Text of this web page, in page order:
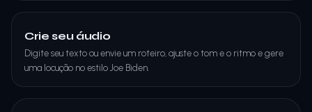
Crie seu áudio
Digite seu texto ou envie um roteiro, ajuste o tom e o ritmo e gere
uma locução no estilo Joe Biden.